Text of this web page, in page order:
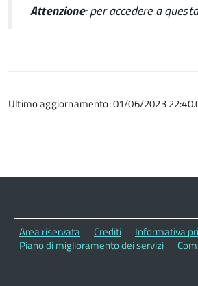
Attenzione: per accedere a
Ultimo aggiornamento: 01/06/2023
Area riservata Crediti Informativa
Piano di miglioramento dei servizi